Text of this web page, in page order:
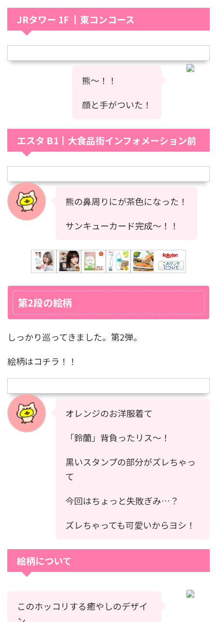
JRタワー 1F ┃東コンコース
熊〜！！
顔と手がついた！
エスタ B1┃大食品街インフォメーション前
熊の鼻周りにが茶色になった！
サンキューカード完成〜！！
第2段の絵柄
しっかり巡ってきました。第2弾。
絵柄はコチラ！！
オレンジのお洋服着て
「鈴蘭」背負ったリス〜！
黒いスタンプの部分がズレちゃっ
て
今回はちょっと失敗ぎみ…？
ズレちゃっても可愛いからヨシ！
絵柄について
このホッコリする癒やしのデザイ